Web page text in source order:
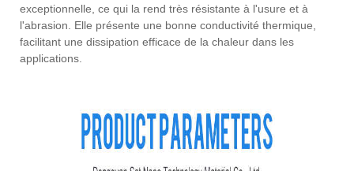
exceptionnelle, ce qui la rend très résistante à l'usure et à
l'abrasion. Elle présente une bonne conductivité thermique,
facilitant une dissipation efficace de la chaleur dans les
applications.